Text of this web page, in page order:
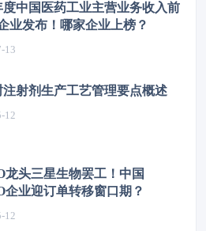
度中国医药工业主营业务收入前
业发布！哪家企业上榜？
13
注射剂生产工艺管理要点概述
12
龙头三星生物罢工！中国
企业迎订单转移窗口期？
12